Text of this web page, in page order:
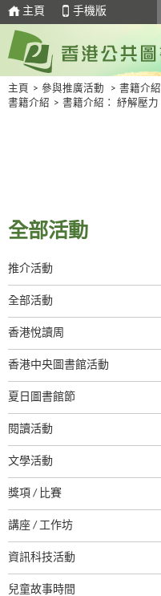
主頁 手機版
主頁 > 參與推廣活動 > 書籍介紹
書籍介紹 > 書籍介紹： 紓解壓力
全部活動
推介活動
全部活動
香港悅讀周
香港中央圖書館活動
夏日圖書館節
閱讀活動
文學活動
獎項 / 比賽
講座 / 工作坊
資訊科技活動
兒童故事時間